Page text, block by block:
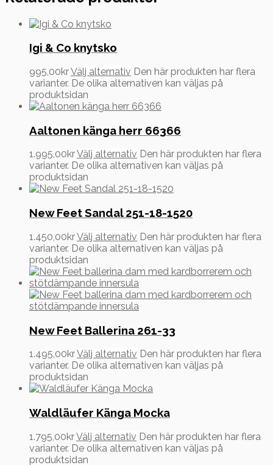
Igi & Co knytsko
995,00krVälj alternativ Den här produkten har flera
varianter. De olika alternativen kan väljas på
produktsidan
Aaltonen känga herr 66366
1.995,00krVälj alternativ Den här produkten har flera
varianter. De olika alternativen kan väljas på
produktsidan
New Feet Sandal 251-18-1520
1.450,00krVälj alternativ Den här produkten har flera
varianter. De olika alternativen kan väljas på
produktsidan
New Feet Ballerina 261-33
1.495,00krVälj alternativ Den här produkten har flera
varianter. De olika alternativen kan väljas på
produktsidan
Waldläufer Känga Mocka
1.795,00krVälj alternativ Den här produkten har flera
varianter. De olika alternativen kan väljas på
produktsidan